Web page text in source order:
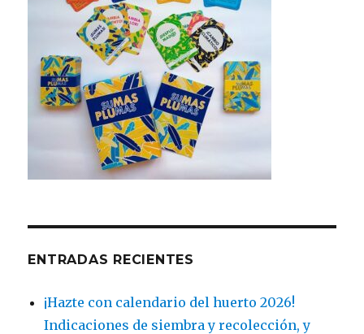
ENTRADAS RECIENTES
¡Hazte con calendario del huerto 2026!
Indicaciones de siembra y recolección, y